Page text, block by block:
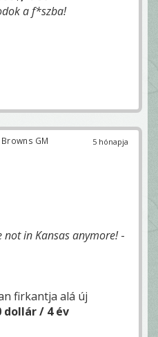
a f*szba!
5 hónapja
GM
not in Kansas anymore!-
firkantja alá új
dollár / 4 év